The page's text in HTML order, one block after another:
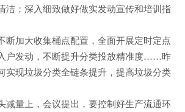
洁；深入细致做好做实发动宣传和培训指
断加大收集桶点配置，全面开展定时定点
户发动，不断提升分类投放精准度……昨
实现垃圾分类全链条提升，提高垃圾分类
减量上，会议提出，要控制好生产流通环